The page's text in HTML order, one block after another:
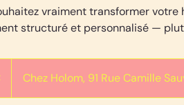
vraiment transformer
Chez Holom, 91 Rue Camille